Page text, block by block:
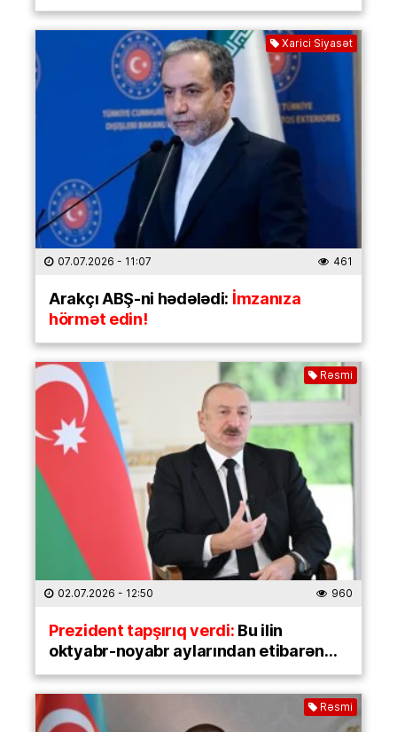
Xarici Siyasət
07.07.2026 - 11:07 461
Arakçı ABŞ-ni hədələdi: İmzanıza
hörmət edin!
Rəsmi
02.07.2026 - 12:50 960
Prezident tapşırıq verdi:Bu ilin
oktyabr-noyabr aylarından etibarən…
Rəsmi